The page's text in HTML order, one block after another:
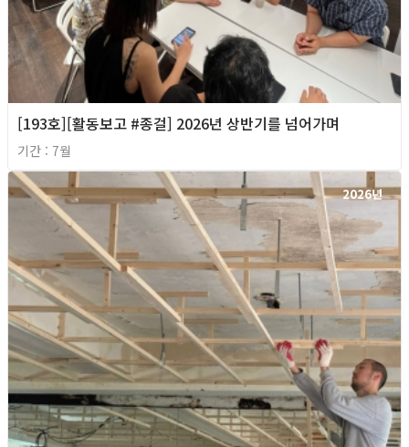
[193호][활동보고 #종걸] 2026년 상반기를 넘어가며
기간 : 7월
2026년